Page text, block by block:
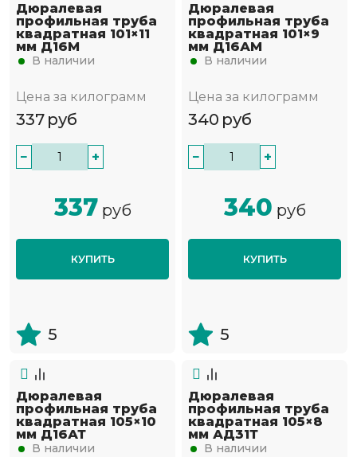
Дюралевая
профильная труба
квадратная 101×11
мм Д16М
В наличии
Цена за килограмм
337 руб
− +
337 руб
КУПИТЬ
5
Дюралевая
профильная труба
квадратная 101×9
мм Д16АМ
В наличии
Цена за килограмм
340 руб
− +
340 руб
КУПИТЬ
5
Дюралевая
профильная труба
квадратная 105×10
мм Д16АТ
В наличии
Дюралевая
профильная труба
квадратная 105×8
мм АД31Т
В наличии